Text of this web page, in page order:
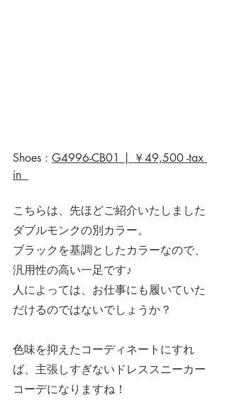
Shoes : G4996-CB01 | ￥49,500 -tax
in
こちらは、先ほどご紹介いたしました
ダブルモンクの別カラー。
ブラックを基調としたカラーなので、
汎用性の高い一足です♪
人によっては、お仕事にも履いていた
だけるのではないでしょうか？
色味を抑えたコーディネートにすれ
ば、主張しすぎないドレススニーカー
コーデになりますね！